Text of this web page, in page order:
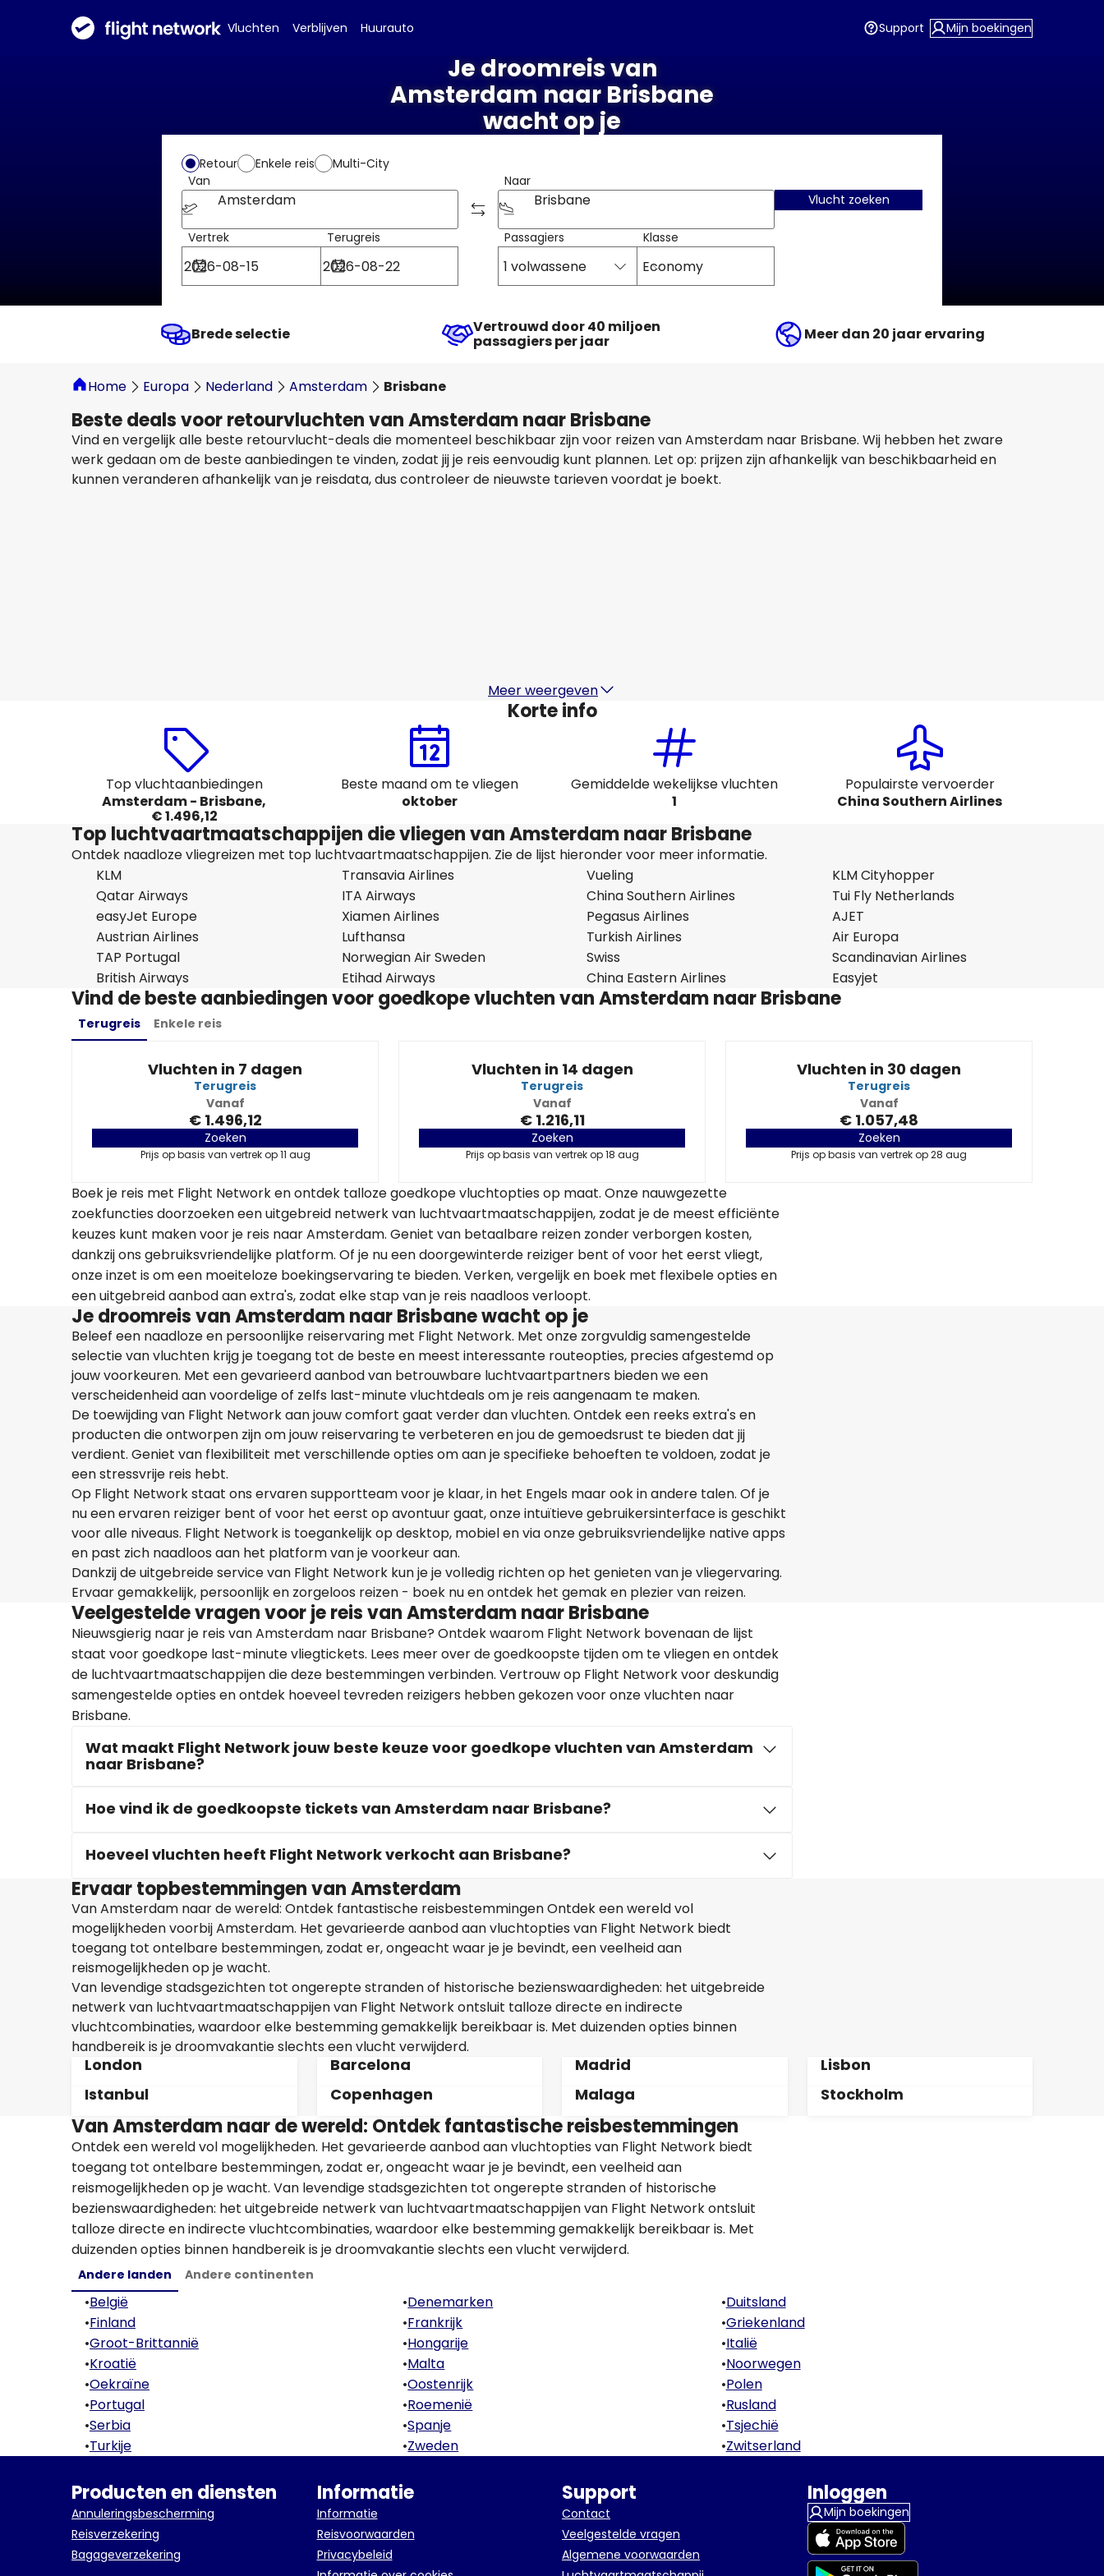
Vluchten Verblijven Huurauto Support Mijn boekingen
Je droomreis van
Amsterdam naar Brisbane
wacht op je
Retour Enkele reis
Multi-City
Van
Amsterdam
Naar
Brisbane
Vertrek Terugreis Passagiers
1 volwassene
Klasse
Economy
Vlucht zoeken
Brede selectie Vertrouwd door 40 miljoen
passagiers per jaar Meer dan 20 jaar ervaring
Home Europa Nederland Amsterdam Brisbane
Beste deals voor retourvluchten van Amsterdam naar Brisbane
Vind en vergelijk alle beste retourvlucht-deals die momenteel beschikbaar zijn voor reizen van Amsterdam naar Brisbane. Wij hebben het zware
werk gedaan om de beste aanbiedingen te vinden, zodat jij je reis eenvoudig kunt plannen. Let op: prijzen zijn afhankelijk van beschikbaarheid en
kunnen veranderen afhankelijk van je reisdata, dus controleer de nieuwste tarieven voordat je boekt.
Meer weergeven
Korte info
Top vluchtaanbiedingen
Amsterdam - Brisbane,
€ 1.496,12
Beste maand om te vliegen
oktober
Gemiddelde wekelijkse vluchten
1
Populairste vervoerder
China Southern Airlines
Top luchtvaartmaatschappijen die vliegen van Amsterdam naar Brisbane
Ontdek naadloze vliegreizen met top luchtvaartmaatschappijen. Zie de lijst hieronder voor meer informatie.
KLM
Transavia Airlines Vueling
KLM Cityhopper
Qatar Airways
ITA Airways China Southern Airlines
Tui Fly Netherlands
easyJet Europe
Xiamen Airlines Pegasus Airlines
AJET
Austrian Airlines
Lufthansa Turkish Airlines
Air Europa
TAP Portugal
Norwegian Air Sweden Swiss
Scandinavian Airlines
British Airways
Etihad Airways China Eastern Airlines Easyjet
Vind de beste aanbiedingen voor goedkope vluchten van Amsterdam naar Brisbane
Terugreis Enkele reis
Vluchten in 7 dagen
Terugreis
Vanaf
€ 1.496,12
Zoeken
Prijs op basis van vertrek op 11 aug
Vluchten in 14 dagen
Terugreis
Vanaf
€ 1.216,11
Zoeken
Prijs op basis van vertrek op 18 aug
Vluchten in 30 dagen
Terugreis
Vanaf
€ 1.057,48
Zoeken
Prijs op basis van vertrek op 28 aug
Boek je reis met Flight Network en ontdek talloze goedkope vluchtopties op maat. Onze nauwgezette
zoekfuncties doorzoeken een uitgebreid netwerk van luchtvaartmaatschappijen, zodat je de meest efficiënte
keuzes kunt maken voor je reis naar Amsterdam. Geniet van betaalbare reizen zonder verborgen kosten,
dankzij ons gebruiksvriendelijke platform. Of je nu een doorgewinterde reiziger bent of voor het eerst vliegt,
onze inzet is om een moeiteloze boekingservaring te bieden. Verken, vergelijk en boek met flexibele opties en
een uitgebreid aanbod aan extra's, zodat elke stap van je reis naadloos verloopt.
Je droomreis van Amsterdam naar Brisbane wacht op je
Beleef een naadloze en persoonlijke reiservaring met Flight Network. Met onze zorgvuldig samengestelde
selectie van vluchten krijg je toegang tot de beste en meest interessante routeopties, precies afgestemd op
jouw voorkeuren. Met een gevarieerd aanbod van betrouwbare luchtvaartpartners bieden we een
verscheidenheid aan voordelige of zelfs last-minute vluchtdeals om je reis aangenaam te maken.
De toewijding van Flight Network aan jouw comfort gaat verder dan vluchten. Ontdek een reeks extra's en
producten die ontworpen zijn om jouw reiservaring te verbeteren en jou de gemoedsrust te bieden dat jij
verdient. Geniet van flexibiliteit met verschillende opties om aan je specifieke behoeften te voldoen, zodat je
een stressvrije reis hebt.
Op Flight Network staat ons ervaren supportteam voor je klaar, in het Engels maar ook in andere talen. Of je
nu een ervaren reiziger bent of voor het eerst op avontuur gaat, onze intuïtieve gebruikersinterface is geschikt
voor alle niveaus. Flight Network is toegankelijk op desktop, mobiel en via onze gebruiksvriendelijke native apps
en past zich naadloos aan het platform van je voorkeur aan.
Dankzij de uitgebreide service van Flight Network kun je je volledig richten op het genieten van je vliegervaring.
Ervaar gemakkelijk, persoonlijk en zorgeloos reizen - boek nu en ontdek het gemak en plezier van reizen.
Veelgestelde vragen voor je reis van Amsterdam naar Brisbane
Nieuwsgierig naar je reis van Amsterdam naar Brisbane? Ontdek waarom Flight Network bovenaan de lijst
staat voor goedkope last-minute vliegtickets. Lees meer over de goedkoopste tijden om te vliegen en ontdek
de luchtvaartmaatschappijen die deze bestemmingen verbinden. Vertrouw op Flight Network voor deskundig
samengestelde opties en ontdek hoeveel tevreden reizigers hebben gekozen voor onze vluchten naar
Brisbane.
Wat maakt Flight Network jouw beste keuze voor goedkope vluchten van Amsterdam
naar Brisbane?
Hoe vind ik de goedkoopste tickets van Amsterdam naar Brisbane?
Hoeveel vluchten heeft Flight Network verkocht aan Brisbane?
Ervaar topbestemmingen van Amsterdam
Van Amsterdam naar de wereld: Ontdek fantastische reisbestemmingen Ontdek een wereld vol
mogelijkheden voorbij Amsterdam. Het gevarieerde aanbod aan vluchtopties van Flight Network biedt
toegang tot ontelbare bestemmingen, zodat er, ongeacht waar je je bevindt, een veelheid aan
reismogelijkheden op je wacht.
Van levendige stadsgezichten tot ongerepte stranden of historische bezienswaardigheden: het uitgebreide
netwerk van luchtvaartmaatschappijen van Flight Network ontsluit talloze directe en indirecte
vluchtcombinaties, waardoor elke bestemming gemakkelijk bereikbaar is. Met duizenden opties binnen
handbereik is je droomvakantie slechts een vlucht verwijderd.
London Barcelona Madrid
Lisbon
Istanbul
Copenhagen Malaga Stockholm
Van Amsterdam naar de wereld: Ontdek fantastische reisbestemmingen
Ontdek een wereld vol mogelijkheden. Het gevarieerde aanbod aan vluchtopties van Flight Network biedt
toegang tot ontelbare bestemmingen, zodat er, ongeacht waar je je bevindt, een veelheid aan
reismogelijkheden op je wacht. Van levendige stadsgezichten tot ongerepte stranden of historische
bezienswaardigheden: het uitgebreide netwerk van luchtvaartmaatschappijen van Flight Network ontsluit
talloze directe en indirecte vluchtcombinaties, waardoor elke bestemming gemakkelijk bereikbaar is. Met
duizenden opties binnen handbereik is je droomvakantie slechts een vlucht verwijderd.
Andere landen Andere continenten
•België •Denemarken •Duitsland
•Finland •Frankrijk •Griekenland
•Groot-Brittannië •Hongarije •Italië
•Kroatië •Malta •Noorwegen
•Oekraïne •Oostenrijk •Polen
•Portugal •Roemenië •Rusland
•Serbia •Spanje •Tsjechië
•Turkije •Zweden •Zwitserland
Producten en diensten
Annuleringsbescherming
Reisverzekering
Bagageverzekering
Informatie
Informatie
Reisvoorwaarden
Privacybeleid
Support
Contact
Veelgestelde vragen
Algemene voorwaarden
Inloggen
Mijn boekingen